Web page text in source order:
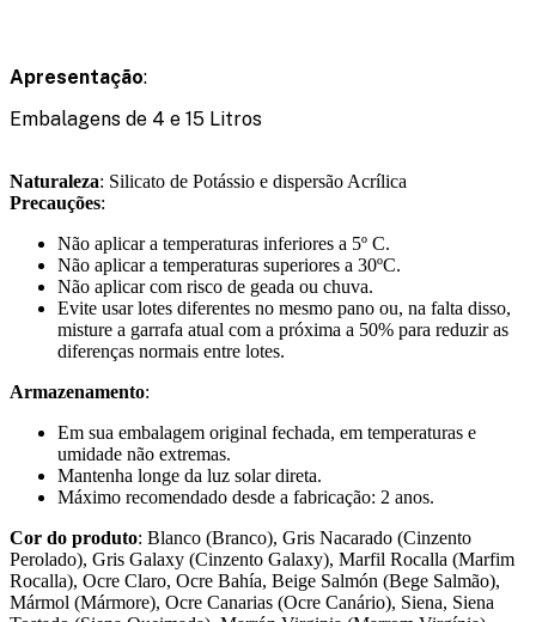
Apresentação:
Embalagens de 4 e 15 Litros
Naturaleza: Silicato de Potássio e dispersão Acrílica
Precauções:
Não aplicar a temperaturas inferiores a 5º C.
Não aplicar a temperaturas superiores a 30ºC.
Não aplicar com risco de geada ou chuva.
Evite usar lotes diferentes no mesmo pano ou, na falta disso,
misture a garrafa atual com a próxima a 50% para reduzir as
diferenças normais entre lotes.
Armazenamento:
Em sua embalagem original fechada, em temperaturas e
umidade não extremas.
Mantenha longe da luz solar direta.
Máximo recomendado desde a fabricação: 2 anos.
Cor do produto: Blanco (Branco), Gris Nacarado (Cinzento
Perolado), Gris Galaxy (Cinzento Galaxy), Marfil Rocalla (Marfim
Rocalla), Ocre Claro, Ocre Bahía, Beige Salmón (Bege Salmão),
Mármol (Mármore), Ocre Canarias (Ocre Canário), Siena, Siena